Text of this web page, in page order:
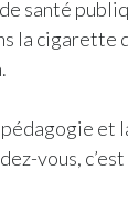
santé
la cigarette
et
vous,